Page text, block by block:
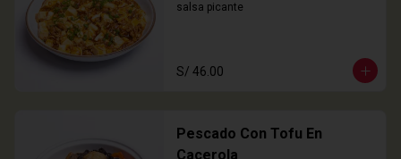
salsa picante
S/ 46.00
Pescado Con Tofu En
Cacerola